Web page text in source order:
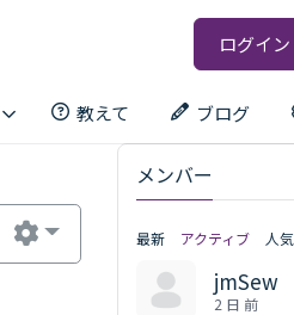
ログイン
教えて ブログ
メンバー
最新 アクティブ 人気
jmSew
2 日 前